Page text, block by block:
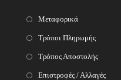
Μεταφορικά
Τρόποι Πληρωμής
Τρόπος Αποστολής
Επιστροφές / Αλλαγές